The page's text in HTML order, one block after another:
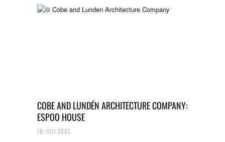
COBE AND LUNDÉN ARCHITECTURE COMPANY:
ESPOO HOUSE
18. JULI 2023